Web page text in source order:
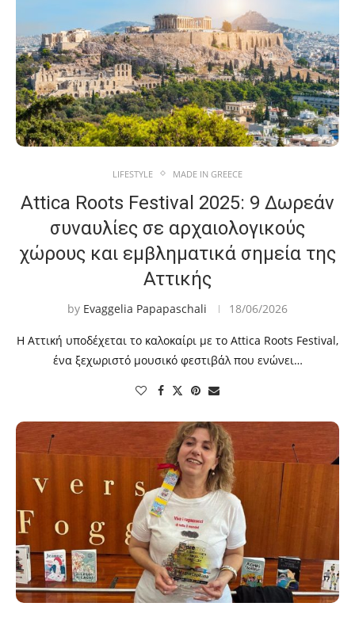
LIFESTYLE MADE IN GREECE
Attica Roots Festival 2025: 9 Δωρεάν
συναυλίες σε αρχαιολογικούς
χώρους και εμβληματικά σημεία της
Αττικής
by Evaggelia Papapaschali 18/06/2026
Η Αττική υποδέχεται το καλοκαίρι με το Attica Roots Festival,
ένα ξεχωριστό μουσικό φεστιβάλ που ενώνει…